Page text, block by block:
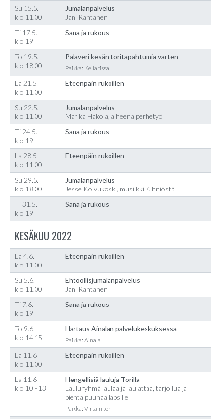
Su 15.5.
klo 11.00
Jumalanpalvelus
Jani Rantanen
Ti 17.5.
klo 19
Sana ja rukous
To 19.5.
klo 18.00
Palaveri kesän toritapahtumia varten
Paikka: Kellarissa
La 21.5.
klo 11.00
Eteenpäin rukoillen
Su 22.5.
klo 11.00
Jumalanpalvelus
Marika Hakola, aiheena perhetyö
Ti 24.5.
klo 19
Sana ja rukous
La 28.5.
klo 11.00
Eteenpäin rukoillen
Su 29.5.
klo 18.00
Jumalanpalvelus
Jesse Koivukoski, musiikki Kihniöstä
Ti 31.5.
klo 19
Sana ja rukous
KESÄKUU 2022
La 4.6.
klo 11.00
Eteenpäin rukoillen
Su 5.6.
klo 11.00
Ehtoollisjumalanpalvelus
Jani Rantanen
Ti 7.6.
klo 19
Sana ja rukous
To 9.6.
klo 14.15
Hartaus Ainalan palvelukeskuksessa
Paikka: Ainala
La 11.6.
klo 11.00
Eteenpäin rukoillen
La 11.6.
klo 10 - 13
Hengellisiä lauluja Torilla
Lauluryhmä laulaa ja laulattaa, tarjoilua ja
pientä puuhaa lapsille
Paikka: Virtain tori